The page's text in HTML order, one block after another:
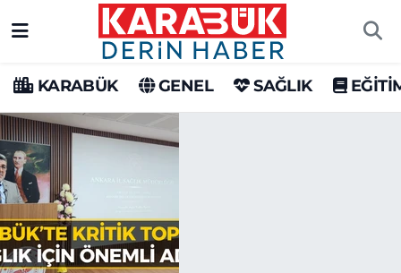
KARABÜK GENEL SAĞLIK
Karabük Hava Durumu
Süper Lig Puan Durumu ve Fikstür
Tüm Manşetler